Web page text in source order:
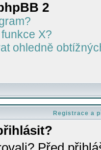
2
X?
ohledně
Registrace a